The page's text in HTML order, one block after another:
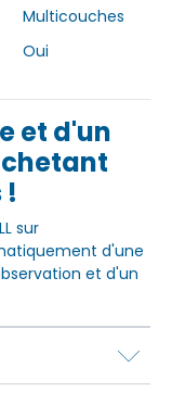
Multicouches
Oui
et d'un
!
sur
d'une
et d'un